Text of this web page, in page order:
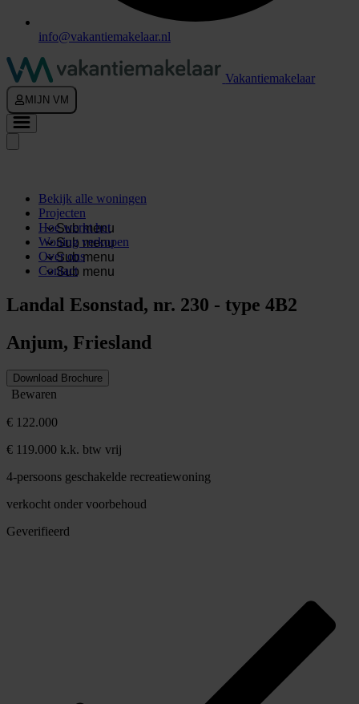
info@vakantiemakelaar.nl
Vakantiemakelaar
MIJN VM
Bekijk alle woningen
Projecten
Sub menu
Hoe werkt het
Sub menu
Woning verkopen
Sub menu
Over ons
Sub menu
Contact
Landal Esonstad, nr. 230 - type 4B2
Anjum, Friesland
Download Brochure
Bewaren
€ 122.000
€ 119.000 k.k. btw vrij
4-persoons geschakelde recreatiewoning
verkocht onder voorbehoud
Geverifieerd